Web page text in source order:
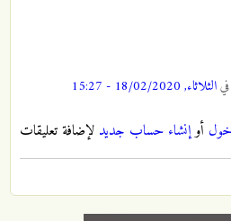
فيالثلاثاء, 18/02/2020 - 15:27
أوإنشاء حساب جديد لإضافة تعليقات